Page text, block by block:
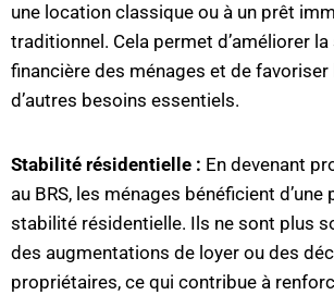
une location classique ou à un prêt
traditionnel. Cela permet d’améliorer
financière des ménages et de favoriser
d’autres besoins essentiels.
Stabilité résidentielle : En devenant
au BRS, les ménages bénéficient d’une
stabilité résidentielle. Ils ne sont plus
des augmentations de loyer ou des
propriétaires, ce qui contribue à